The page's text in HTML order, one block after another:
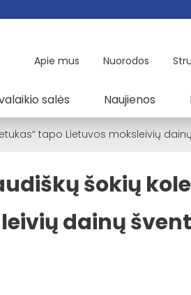
Apie mus Nuorodos
salės Naujienos
tapo Lietuvos moksleivių dainų
šokių
dainų